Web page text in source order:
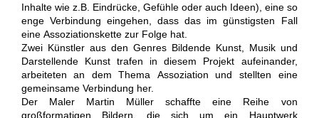
Inhalte wie z.B. Eindrücke, Gefühle oder auch Ideen), eine so
enge Verbindung eingehen, dass das im günstigsten Fall
eine Assoziationskette zur Folge hat.
Zwei Künstler aus den Genres Bildende Kunst, Musik und
Darstellende Kunst trafen in diesem Projekt aufeinander,
arbeiteten an dem Thema Assoziation und stellten eine
gemeinsame Verbindung her.
Der Maler Martin Müller schaffte eine Reihe von
großformatigen Bildern, die sich um ein Hauptwerk